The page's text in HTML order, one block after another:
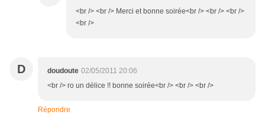
<br /> <br /> Merci et bonne soirée<br /> <br /> <br />
<br />
D doudoute 02/05/2011 20:06
<br /> ro un délice !! bonne soirée<br /> <br /> <br />
Répondre